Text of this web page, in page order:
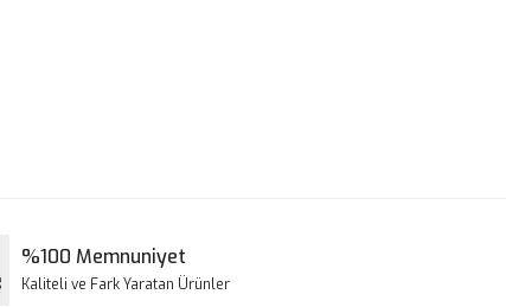
%100 Memnuniyet
Kaliteli ve Fark Yaratan Ürünler